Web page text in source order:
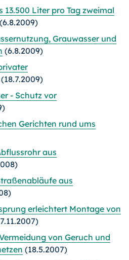
13.500 Liter pro Tag zweimal
(6.8.2009)
Grauwasser und
(6.8.2009)
(18.7.2009)
- Schutz vor
Gerichten rund ums
aus
aus
erleichtert Montage von
von Geruch und
(18.5.2007)